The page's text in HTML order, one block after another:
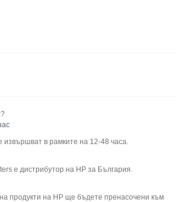
извършват в рамките на 12-48 часа.
е дистрибутор на HP за България.
продукти на HP ще бъдете пренасочени към